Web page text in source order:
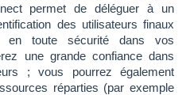
permet de déléguer à un
des utilisateurs finaux
en toute sécurité dans vos
une grande confiance dans
; vous pourrez également
réparties (par exemple